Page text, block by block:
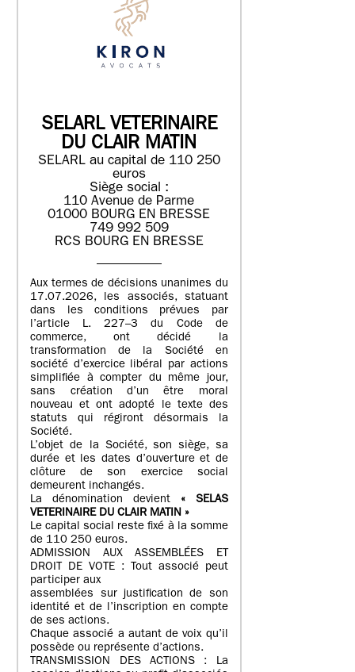
SELARL VETERINAIRE
DU CLAIR MATIN
SELARL au capital de 110 250
euros
Siège social :
110 Avenue de Parme
01000 BOURG EN BRESSE
749 992 509
RCS BOURG EN BRESSE
Aux termes de décisions unanimes du
17.07.2026, les associés, statuant
dans les conditions prévues par
l’article L. 227–3 du Code de
commerce, ont décidé la
transformation de la Société en
société d’exercice libéral par actions
simplifiée à compter du même jour,
sans création d’un être moral
nouveau et ont adopté le texte des
statuts qui régiront désormais la
Société.
L’objet de la Société, son siège, sa
durée et les dates d’ouverture et de
clôture de son exercice social
demeurent inchangés.
La dénomination devient « SELAS
VETERINAIRE DU CLAIR MATIN »
Le capital social reste fixé à la somme
de 110 250 euros.
ADMISSION AUX ASSEMBLÉES ET
DROIT DE VOTE : Tout associé peut
participer aux
assemblées sur justification de son
identité et de l’inscription en compte
de ses actions.
Chaque associé a autant de voix qu’il
possède ou représente d’actions.
TRANSMISSION DES ACTIONS : La